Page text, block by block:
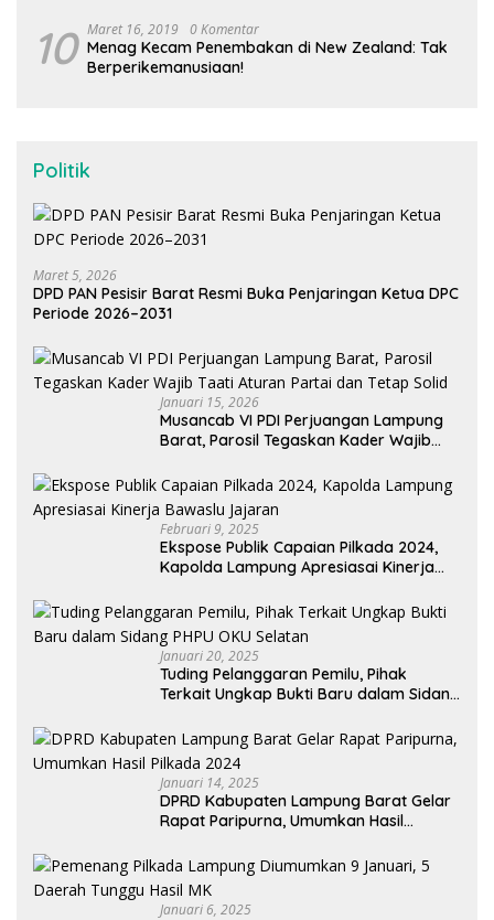
10 Maret 16, 2019 0 Komentar
Menag Kecam Penembakan di New Zealand: Tak
Berperikemanusiaan!
Politik
Maret 5, 2026
DPD PAN Pesisir Barat Resmi Buka Penjaringan Ketua DPC
Periode 2026–2031
Januari 15, 2026
Musancab VI PDI Perjuangan Lampung
Barat, Parosil Tegaskan Kader Wajib
Februari 9, 2025
Ekspose Publik Capaian Pilkada 2024,
Kapolda Lampung Apresiasai Kinerja
Januari 20, 2025
Tuding Pelanggaran Pemilu, Pihak
Terkait Ungkap Bukti Baru dalam Sidang
Januari 14, 2025
DPRD Kabupaten Lampung Barat Gelar
Rapat Paripurna, Umumkan Hasil
Januari 6, 2025